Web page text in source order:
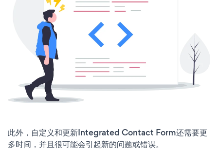
此外，自定义和更新Integrated Contact Form还需要更
多时间，并且很可能会引起新的问题或错误。